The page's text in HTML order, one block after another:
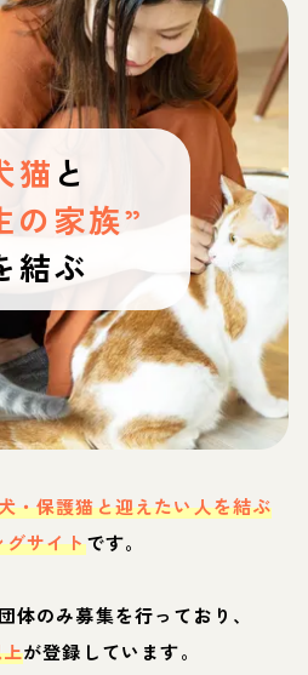
猫 と
の家族”
結ぶ
・保護猫と迎えたい人を結ぶ
グサイトです。
体のみ募集を行っており、
が登録しています。